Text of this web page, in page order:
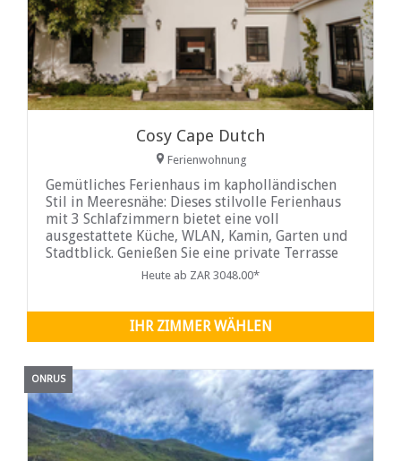
Cosy Cape Dutch
Ferienwohnung
Gemütliches Ferienhaus im kapholländischen
Stil in Meeresnähe: Dieses stilvolle Ferienhaus
mit 3 Schlafzimmern bietet eine voll
ausgestattete Küche, WLAN, Kamin, Garten und
Stadtblick. Genießen Sie eine private Terrasse
mit Grillplatz, kostenlose und sichere
Heute ab ZAR 3048.00*
IHR ZIMMER WÄHLEN
ONRUS